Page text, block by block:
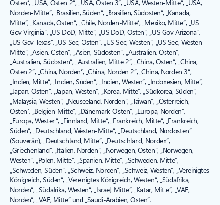
Osten“, „USA, Osten 2“, „USA, Osten 3“, „USA, Westen-Mitte“, „USA,
Norden-Mitte“, „Brasilien, Süden“, „Brasilien, Südosten“, „Kanada,
Mitte“, „Kanada, Osten“, „Chile, Norden-Mitte“, „Mexiko, Mitte“, „US
Gov Virginia“, „US DoD, Mitte“, „US DoD, Osten“, „US Gov Arizona“,
„US Gov Texas“, „US Sec, Osten“, „US Sec, Westen“, „US Sec, Westen
Mitte“, „Asien, Osten“, „Asien, Südosten“, „Australien, Osten“,
„Australien, Südosten“, „Australien, Mitte 2“, „China, Osten“, „China,
Osten 2“, „China, Norden“, „China, Norden 2“, „China, Norden 3“,
„Indien, Mitte“, „Indien, Süden“, „Indien, Westen“, „Indonesien, Mitte“,
„Japan, Osten“, „Japan, Westen“, „Korea, Mitte“, „Südkorea, Süden“,
„Malaysia, Westen“, „Neuseeland, Norden“, „Taiwan“, „Österreich,
Osten“, „Belgien, Mitte“, „Dänemark, Osten“, „Europa, Norden“,
„Europa, Westen“, „Finnland, Mitte“, „Frankreich, Mitte“, „Frankreich,
Süden“, „Deutschland, Westen-Mitte“, „Deutschland, Nordosten“
(Souverän), „Deutschland, Mitte“, „Deutschland, Norden“,
„Griechenland“, „Italien, Norden“, „Norwegen, Osten“, „Norwegen,
Westen“, „Polen, Mitte“, „Spanien, Mitte“, „Schweden, Mitte“,
„Schweden, Süden“, „Schweiz, Norden“, „Schweiz, Westen“, „Vereinigtes
Königreich, Süden“, „Vereinigtes Königreich, Westen“, „Südafrika,
Norden“, „Südafrika, Westen“, „Israel, Mitte“, „Katar, Mitte“, „VAE,
Norden“, „VAE, Mitte“ und „Saudi-Arabien, Osten“.